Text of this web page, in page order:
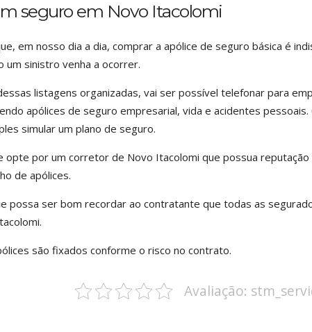
seguro em Novo Itacolomi
em nosso dia a dia, comprar a apólice de seguro básica é
um sinistro venha a ocorrer.
listagens organizadas, vai ser possível telefonar para
apólices de seguro empresarial, vida e acidentes pessoais.
simular um plano de seguro.
opte por um corretor de Novo Itacolomi que possua
de apólices.
possa ser bom recordar ao contratante que todas as
são fixados conforme o risco no contrato.
Avaliação: